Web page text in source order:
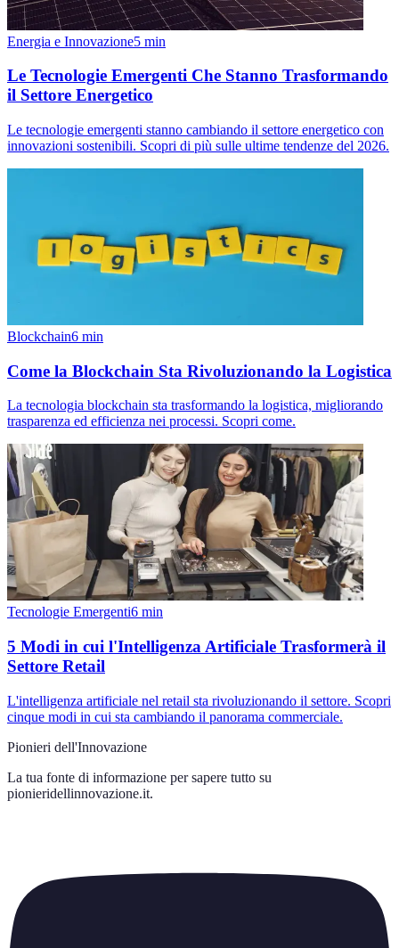
Energia e Innovazione5 min
Le Tecnologie Emergenti Che Stanno Trasformando
il Settore Energetico
Le tecnologie emergenti stanno cambiando il settore energetico con
innovazioni sostenibili. Scopri di più sulle ultime tendenze del 2026.
Blockchain6 min
Come la Blockchain Sta Rivoluzionando la Logistica
La tecnologia blockchain sta trasformando la logistica, migliorando
trasparenza ed efficienza nei processi. Scopri come.
Tecnologie Emergenti6 min
5 Modi in cui l'Intelligenza Artificiale Trasformerà il
Settore Retail
L'intelligenza artificiale nel retail sta rivoluzionando il settore. Scopri
cinque modi in cui sta cambiando il panorama commerciale.
Pionieri dell'Innovazione
La tua fonte di informazione per sapere tutto su
pionieridellinnovazione.it.